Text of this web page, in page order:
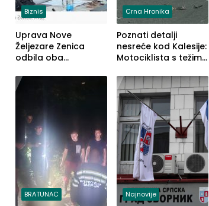
Biznis
Uprava Nove
Željezare Zenica
odbila oba
FBiH: Ustrajni da je
stečaj jedino rješenje
Crna Hronika
Poznati detalji
nesreće kod Kalesije:
Motociklista s težim,
lakšim povredama
BRATUNAC Najnovije